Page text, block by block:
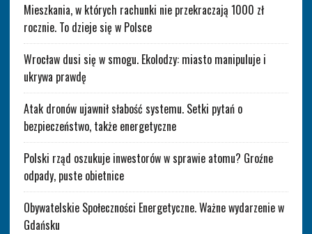
Mieszkania, w których rachunki nie przekraczają 1000 zł
rocznie. To dzieje się w Polsce
Wrocław dusi się w smogu. Ekolodzy: miasto manipuluje i
ukrywa prawdę
Atak dronów ujawnił słabość systemu. Setki pytań o
bezpieczeństwo, także energetyczne
Polski rząd oszukuje inwestorów w sprawie atomu? Groźne
odpady, puste obietnice
Obywatelskie Społeczności Energetyczne. Ważne wydarzenie w
Gdańsku